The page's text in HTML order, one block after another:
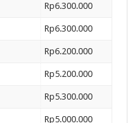
Rp6.300.000
Rp6.300.000
Rp6.200.000
Rp5.200.000
Rp5.300.000
Rp5.000.000